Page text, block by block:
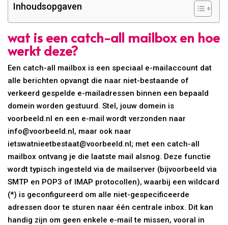
Inhoudsopgaven
wat is een catch-all mailbox en hoe
werkt deze?
Een catch-all mailbox is een speciaal e-mailaccount dat
alle berichten opvangt die naar niet-bestaande of
verkeerd gespelde e-mailadressen binnen een bepaald
domein worden gestuurd. Stel, jouw domein is
voorbeeld.nl en een e-mail wordt verzonden naar
info@voorbeeld.nl, maar ook naar
ietswatnieetbestaat@voorbeeld.nl; met een catch-all
mailbox ontvang je die laatste mail alsnog. Deze functie
wordt typisch ingesteld via de mailserver (bijvoorbeeld via
SMTP en POP3 of IMAP protocollen), waarbij een wildcard
(*) is geconfigureerd om alle niet-gespecificeerde
adressen door te sturen naar één centrale inbox. Dit kan
handig zijn om geen enkele e-mail te missen, vooral in